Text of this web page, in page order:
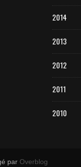
2014
2013
2012
2011
2010
par Overblog